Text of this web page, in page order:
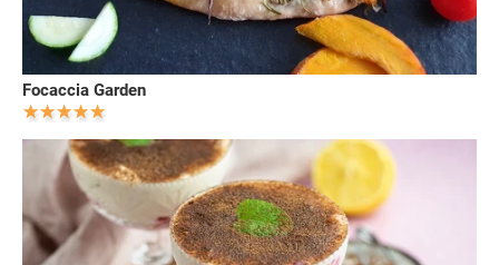
Focaccia Garden